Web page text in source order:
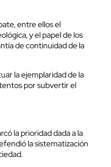
entre ellos el
y el papel de los
de continuidad de la
la ejemplaridad de la
por subvertir el
la prioridad dada a la
la sistematización